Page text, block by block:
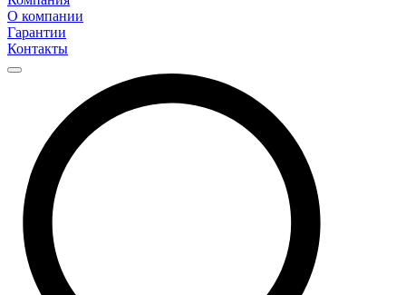
О компании
Гарантии
Контакты